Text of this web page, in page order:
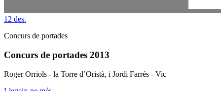
12 des.
Concurs de portades
Concurs de portades 2013
Roger Orriols - la Torre d’Oristà, i Jordi Farrés - Vic